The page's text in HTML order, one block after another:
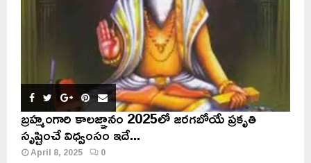
బ్రహ్మంగారి కాలజ్ఞానం 2025లో జరగబోయే ప్రకృతి
సృష్టించే విధ్వంసం ఇదే...
April 8, 2025 0